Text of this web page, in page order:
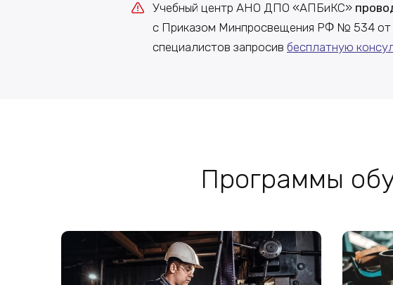
Учебный центр АНО ДПО «АПБиКС»
с Приказом Минпросвещения РФ № 534 от
специалистов запросив бесплатную
Программы